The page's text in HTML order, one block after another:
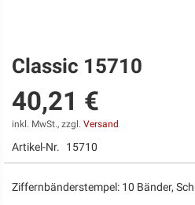
Zum
Anfang
der
Bildgalerie
springen
Classic 15710
40,21 €
inkl. MwSt., zzgl. Versand
Artikel-Nr. 15710
Ziffernbänderstempel: 10 Bänder,